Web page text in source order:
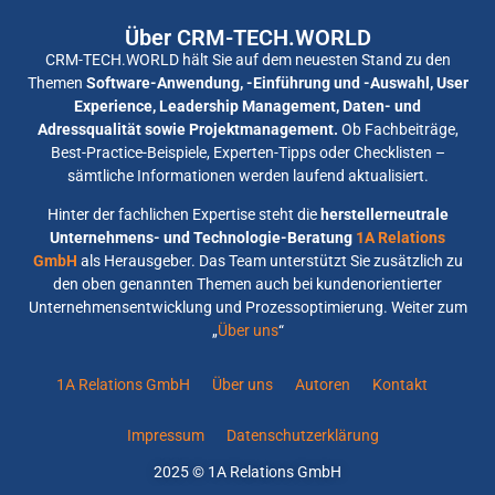
Über CRM-TECH.WORLD
CRM-TECH.WORLD hält Sie auf dem neuesten Stand zu den
Themen Software-Anwendung, -Einführung und -Auswahl, User
Experience, Leadership Management, Daten- und
Adressqualität sowie Projektmanagement. Ob Fachbeiträge,
Best-Practice-Beispiele, Experten-Tipps oder Checklisten –
sämtliche Informationen werden laufend aktualisiert.
Hinter der fachlichen Expertise steht die herstellerneutrale
Unternehmens- und Technologie-Beratung 1A Relations
GmbH als Herausgeber. Das Team unterstützt Sie zusätzlich zu
den oben genannten Themen auch bei kundenorientierter
Unternehmensentwicklung und Prozessoptimierung. Weiter zum
„Über uns“
1A Relations GmbH Über uns Autoren Kontakt
Impressum Datenschutzerklärung
2025 © 1A Relations GmbH